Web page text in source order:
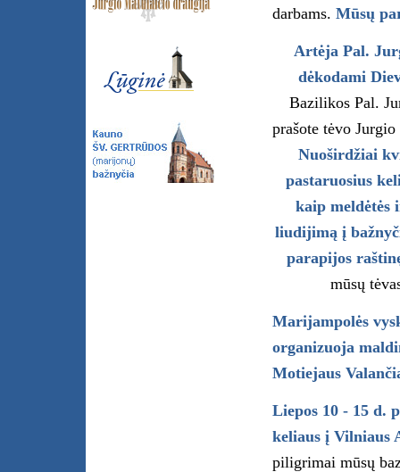
darbams. Mūsų
Artėja Pal.
dėkodami
Bazilikos Pal.
prašote tėvo
Nuoširdžiai
pastaruosius
kaip meldėtės
liudijimą į
parapijos
mūsų
Marijampolės
organizuoja
Motiejaus
Liepos 10 - 15 d.
keliaus į Vilniaus
piligrimai mūsų